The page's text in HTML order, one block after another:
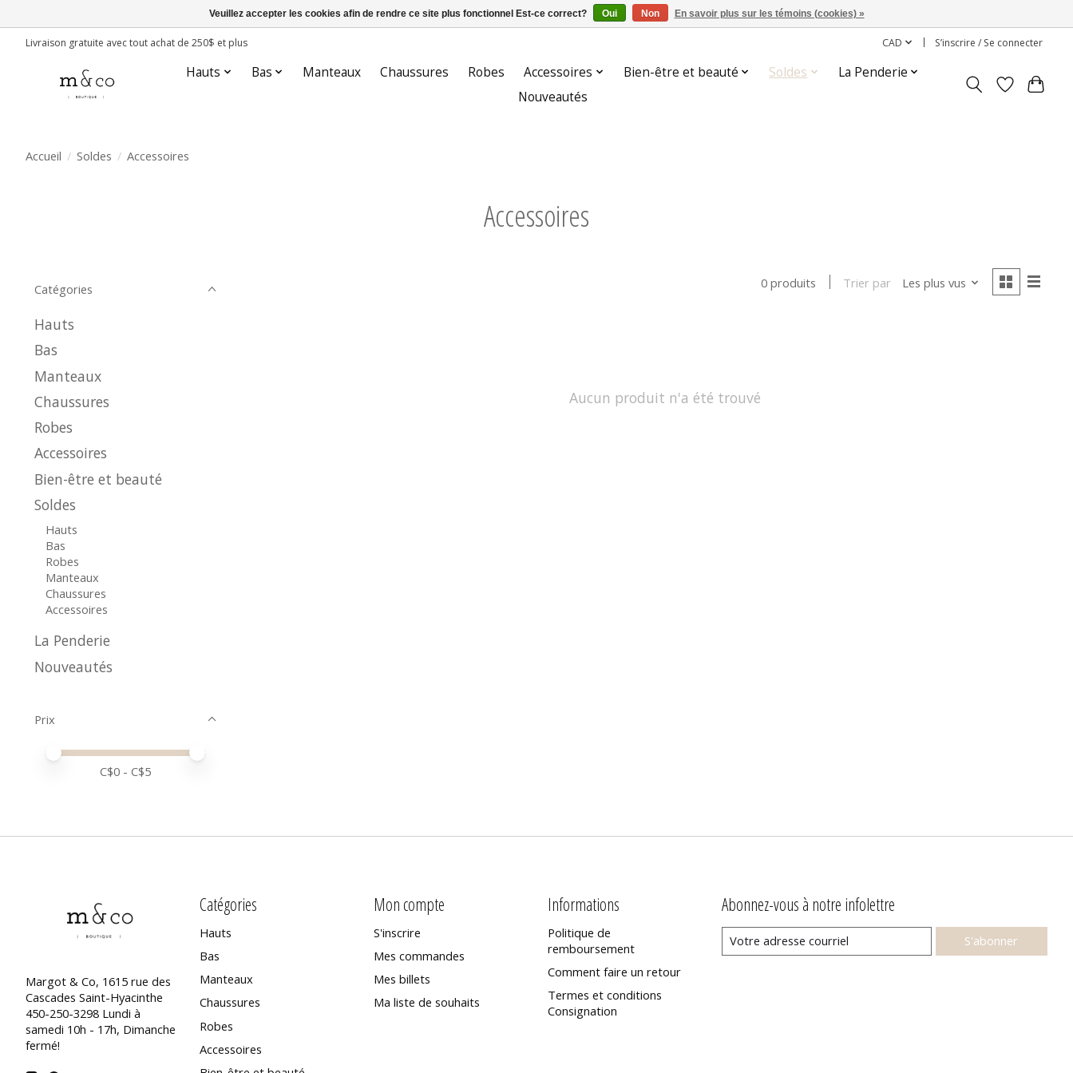
Livraison gratuite avec tout achat de 250$ et plus CAD S’inscrire / Se connecter
Hauts Bas Manteaux Chaussures Robes Accessoires Bien-être et beauté Soldes
La Penderie
Nouveautés
Accueil / Soldes / Accessoires
Accessoires
Catégories
Hauts
Bas
Manteaux
Chaussures
Robes
Accessoires
Bien-être et beauté
Soldes
Hauts
Bas
Robes
Manteaux
Chaussures
Accessoires
La Penderie
Nouveautés
Prix
Prix minimum
Price maximum value
C$0 - C$5
0 produits Trier par Les plus vus
Aucun produit n'a été trouvé
Margot & Co, 1615 rue des
Cascades Saint-Hyacinthe
450-250-3298 Lundi à
samedi 10h - 17h, Dimanche
fermé!
Catégories
Hauts
Bas
Manteaux
Chaussures
Robes
Accessoires
Mon compte
S'inscrire
Mes commandes
Mes billets
Ma liste de souhaits
Informations
Politique de
remboursement
Comment faire un retour
Termes et conditions
Consignation
Abonnez-vous à notre infolettre
S'abonner
Veuillez accepter les cookies afin de rendre ce site plus fonctionnel Est-ce correct? Oui Non En savoir plus sur les témoins (cookies) »